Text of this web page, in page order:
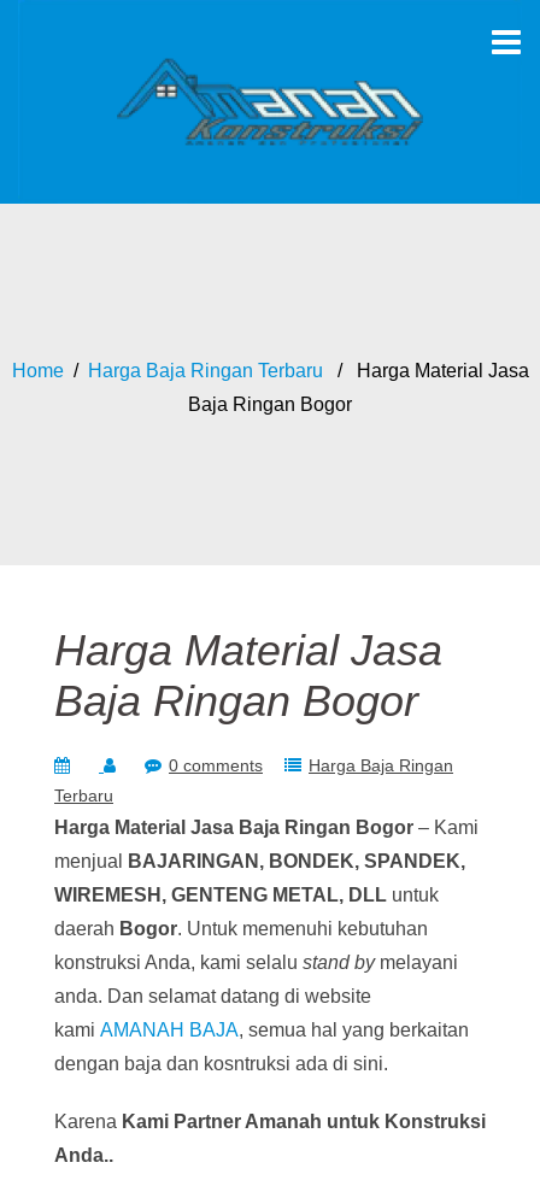
Home/ Harga Baja Ringan Terbaru / Harga Material Jasa
Baja Ringan Bogor
Harga Material Jasa
Baja Ringan Bogor
0 comments
Harga Baja Ringan
Terbaru
Harga Material Jasa Baja Ringan Bogor – Kami
menjual
BAJARINGAN, BONDEK, SPANDEK,
WIREMESH, GENTENG METAL, DLL untuk
daerah Bogor. Untuk memenuhi kebutuhan
konstruksi Anda, kami selalu stand bymelayani
anda. Dan selamat datang di website
kami AMANAH BAJA, semua hal yang berkaitan
dengan baja dan kosntruksi ada di sini.
Karena Kami Partner Amanah untuk Konstruksi
Anda..